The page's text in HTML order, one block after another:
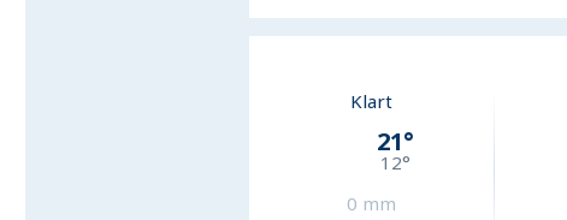
Klart
21°
12°
0 mm